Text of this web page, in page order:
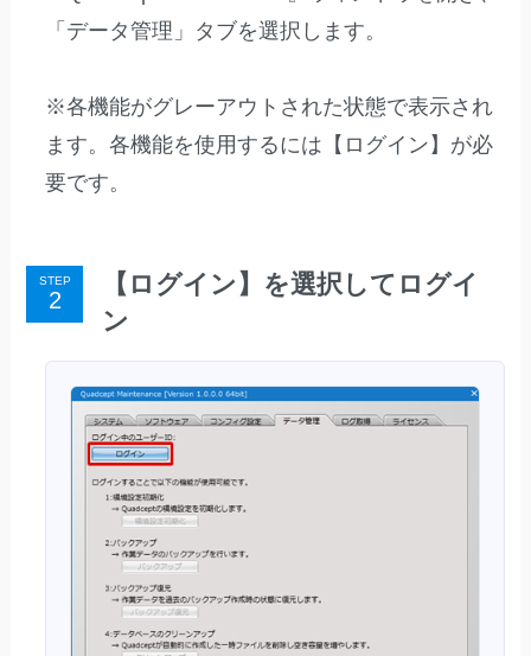
「データ管理」タブを選択します。
※各機能がグレーアウトされた状態で表示され
ます。各機能を使用するには【ログイン】が必
要です。
STEP
【ログイン】を選択してログイ
ン